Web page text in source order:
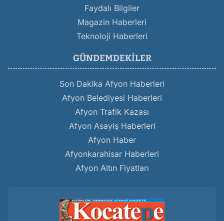
Faydalı Bilgiler
Magazin Haberleri
Teknoloji Haberleri
GÜNDEMDEKILER
Son Dakika Afyon Haberleri
Afyon Belediyesi Haberleri
Afyon Trafik Kazası
Afyon Asayiş Haberleri
Afyon Haber
Afyonkarahisar Haberleri
Afyon Altın Fiyatları